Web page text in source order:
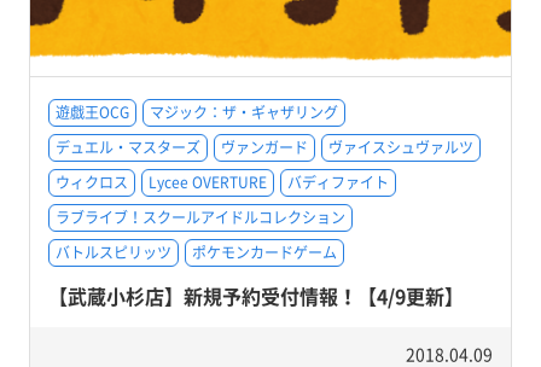
遊戯王OCG
マジック：ザ・ギャザリング
デュエル・マスターズ
ヴァンガード
ヴァイスシュヴァルツ
ウィクロス
Lycee OVERTURE
バディファイト
ラブライブ！スクールアイドルコレクション
バトルスピリッツ
ポケモンカードゲーム
【武蔵小杉店】新規予約受付情報！【4/9更新】
2018.04.09